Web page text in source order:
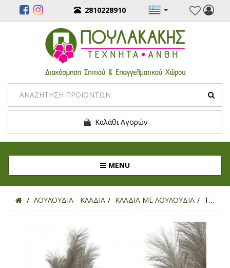
2810228910
Καλάθι Αγορών
MENUToggle navigation
ΛΟΥΛΟΥΔΙΑ - ΚΛΑΔΙΑ ΚΛΑΔΙΑ ΜΕ ΛΟΥΛΟΥΔΙΑ ΤΕΧΝΗΤΟ ΚΛΑΔΙ ΠΑΜΠΑΣ ΓΚΡΑΣ ΓΚΡΙ 115ΕΚ.